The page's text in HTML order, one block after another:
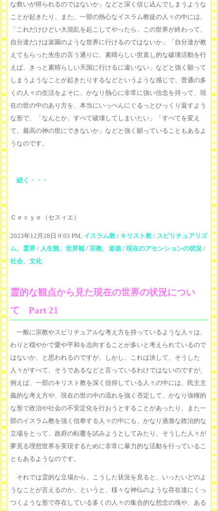
な救いが得られるのではないか」などと深く信じ込んでしまうような
ことが起きたり、また、一部の熱心なイスラム教徒の人々の中には、
「これだけひどい大混乱を起こしてやったら、この世界が終わって、
自分達だけは楽園のような世界に行けるのではないか」「自分達が教
えてもらった先生の言う通りに、素晴らしい世直し的な破壊活動を行
えば、きっと素晴らしい天国に行けるに違いない」などと強く願って
しまうようなことが起きたりするなどというような感じで、普通の多
くの人々の生活をよそに、かなり熱心に非常に強い信念を持って、現
在の世の中のあり方を、本当にいっぺんにぐるっとひっくり返すよう
な形で、「なんとか、すべて破壊してしまいたい」「すべてを変え
て、最高の神の世にできないか」などと強く願っていることもあるよ
うなのです。
続く・・・
Ｃｅｃｙｅ（セスィエ）
2023年12月28日 9:03 PM, イスラム教 / キリスト教 / スピリチュアリズ
ム、霊界 / 人生観、世界観 / 宗教、道徳/ 現在のアセンションの状況 /
社会、文化
霊的な観点から見た現在の世界の状況につい
て Part 21
一般に宗教やスピリチュアルな考え方を持っているような人々は、
わりと穏やかで愛や平和を志向することが多いと考えられているので
はないか、と思われるのですが、しかし、これは決して、そうした
人々がすべて、そうであるなどと言っているわけではないのですが、
例えば、一部のキリスト教を深く信仰している人々の中には、民主主
義的な考え方や、現在の世の中の流れを強く否定して、かなり強権的
な形で政治や社会の不安定化を行おうとすることがあったり、また一
部のイスラム教を強く信奉する人々の中にも、かなり過激な政治的な
立場をとって、政府の転覆を試みようとしてみたり、そうした人々が
夢見る理想世界を実現するために非常に暴力的な活動を行っているこ
ともあるようなのです。
それでは霊的な立場から、こうした状況を見ると、いったいどのよ
うなことが言えるのか、というと、様々な神仏のような存在達にくっ
つくような形で存在している多くの人々の集合的な想念の塊や、ある